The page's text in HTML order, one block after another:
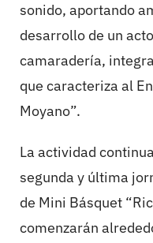
sonido, aportando
desarrollo de un
camaradería,
que caracteriza al
Moyano”.
La actividad
segunda y última
de Mini Básquet
comenzarán